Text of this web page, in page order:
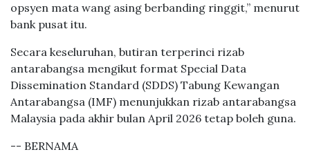
opsyen mata wang asing berbanding ringgit,” menurut
bank pusat itu.
Secara keseluruhan, butiran terperinci rizab
antarabangsa mengikut format Special Data
Dissemination Standard (SDDS) Tabung Kewangan
Antarabangsa (IMF) menunjukkan rizab antarabangsa
Malaysia pada akhir bulan April 2026 tetap boleh guna.
-- BERNAMA